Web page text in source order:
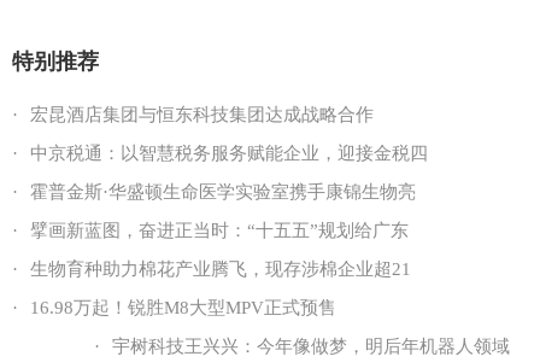
特别推荐
·
宏昆酒店集团与恒东科技集团达成战略合作
·
中京税通：以智慧税务服务赋能企业，迎接金税四
·
霍普金斯·华盛顿生命医学实验室携手康锦生物亮
·
擘画新蓝图，奋进正当时：“十五五”规划给广东
·
生物育种助力棉花产业腾飞，现存涉棉企业超21
·
16.98万起！锐胜M8大型MPV正式预售
·
宇树科技王兴兴：今年像做梦，明后年机器人领域